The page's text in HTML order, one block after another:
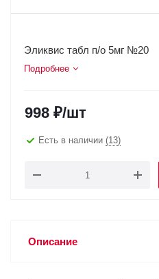
Эликвис табл п/о 5мг №20
Подробнее
998 ₽/шт
Есть в наличии (13)
Описание